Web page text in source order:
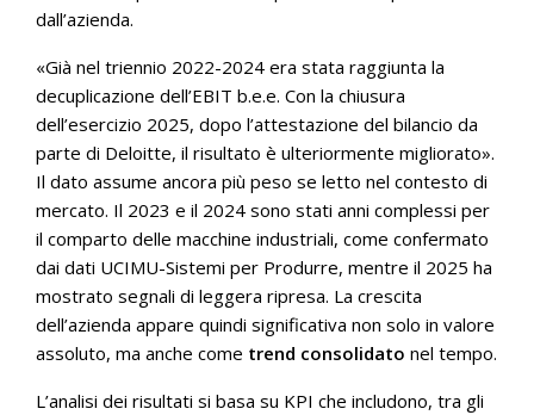
dall’azienda.
«Già nel triennio 2022-2024 era stata raggiunta la
decuplicazione dell’EBIT b.e.e. Con la chiusura
dell’esercizio 2025, dopo l’attestazione del bilancio da
parte di Deloitte, il risultato è ulteriormente migliorato».
Il dato assume ancora più peso se letto nel contesto di
mercato. Il 2023 e il 2024 sono stati anni complessi per
il comparto delle macchine industriali, come confermato
dai dati UCIMU-Sistemi per Produrre, mentre il 2025 ha
mostrato segnali di leggera ripresa. La crescita
dell’azienda appare quindi significativa non solo in valore
assoluto, ma anche come trend consolidato nel tempo.
L’analisi dei risultati si basa su KPI che includono, tra gli